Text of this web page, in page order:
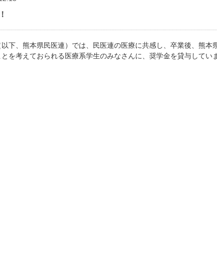
下、熊本県民医連）では、民医連の医療に共感し、卒業後、熊本
を考えておられる医療系学生のみなさんに、奨学金を貸与してい